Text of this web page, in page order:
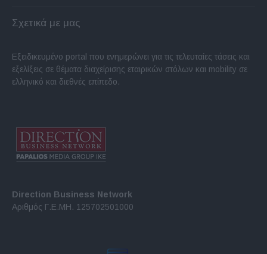
Σχετικά με μας
Εξειδικευμένο portal που ενημερώνει για τις τελευταίες τάσεις και
εξελίξεις σε θέματα διαχείρισης εταιρικών στόλων και mobility σε
ελληνικό και διεθνές επίπεδο.
Direction Business Network
Αριθμός Γ.Ε.ΜΗ. 125702501000